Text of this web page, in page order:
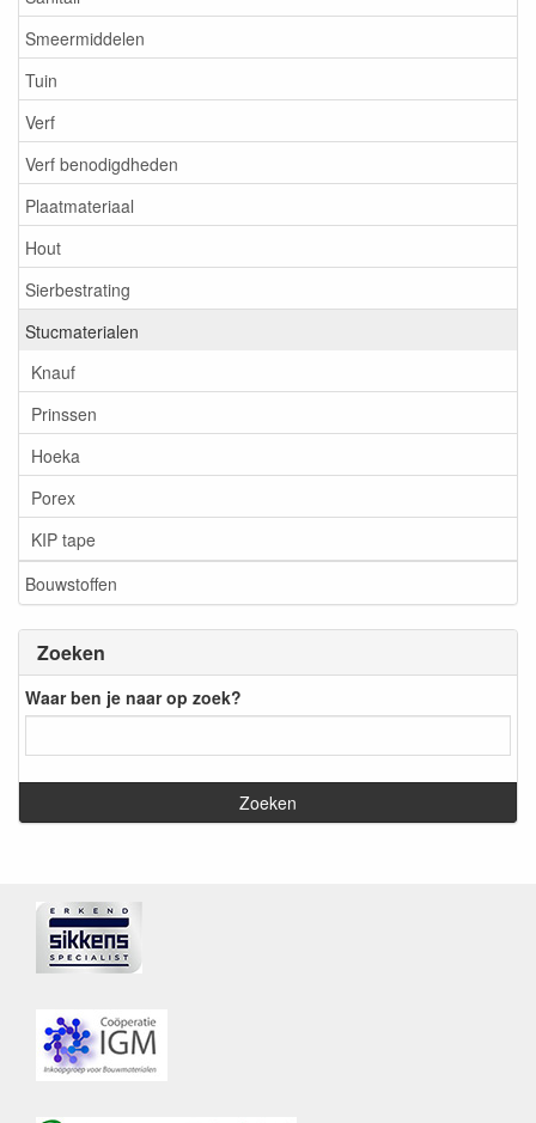
Smeermiddelen
Tuin
Verf
Verf benodigdheden
Plaatmateriaal
Hout
Sierbestrating
Stucmaterialen
Knauf
Prinssen
Hoeka
Porex
KIP tape
Bouwstoffen
Zoeken
Waar ben je naar op zoek?